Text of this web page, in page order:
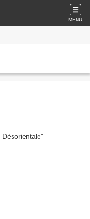
MENU